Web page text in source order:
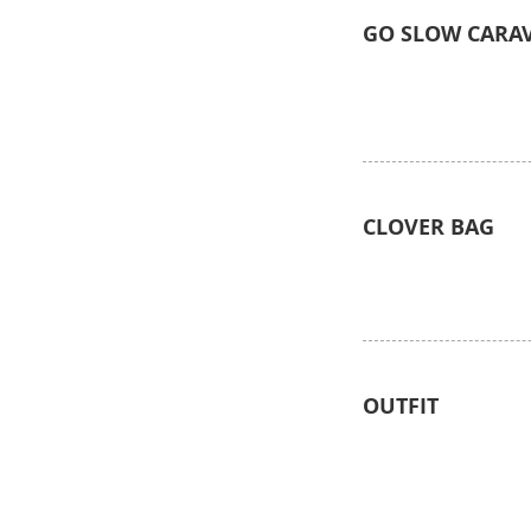
GO SLOW
CLOVER BAG
OUTFIT